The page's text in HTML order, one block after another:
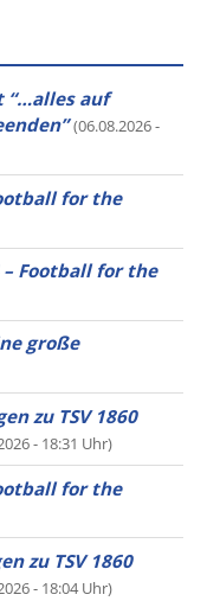
“…alles auf
(06.08.2026 -
for the
Football for the
große
zu TSV 1860
- 18:31 Uhr)
for the
zu TSV 1860
- 18:04 Uhr)